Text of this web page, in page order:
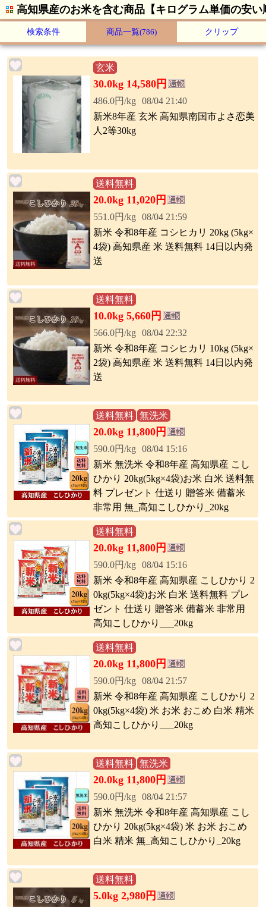
高知県産のお米を含む商品【キログラム単価の安
検索条件 商品一覧(786) クリップ
玄米
30.0kg 14,580円
486.0円/kg 08/04 21:40
新米8年産 玄米 高知県南国市よさ恋美
人2等30kg
送料無料
20.0kg 11,020円
551.0円/kg 08/04 21:59
新米 令和8年産 コシヒカリ 20kg (5kg×
4袋) 高知県産 米 送料無料 14日以内発
送
送料無料
10.0kg 5,660円
566.0円/kg 08/04 22:32
新米 令和8年産 コシヒカリ 10kg (5kg×
2袋) 高知県産 米 送料無料 14日以内発
送
送料無料 無洗米
20.0kg 11,800円
590.0円/kg 08/04 15:16
新米 無洗米 令和8年産 高知県産 こし
ひかり 20kg(5kg×4袋)お米 白米 送料無
料 プレゼント 仕送り 贈答米 備蓄米
非常用 無_高知こしひかり_20kg
送料無料
20.0kg 11,800円
590.0円/kg 08/04 15:16
新米 令和8年産 高知県産 こしひかり 2
0kg(5kg×4袋)お米 白米 送料無料 プレ
ゼント 仕送り 贈答米 備蓄米 非常用
高知こしひかり___20kg
送料無料
20.0kg 11,800円
590.0円/kg 08/04 21:57
新米 令和8年産 高知県産 こしひかり 2
0kg(5kg×4袋) 米 お米 おこめ 白米 精米
高知こしひかり___20kg
送料無料 無洗米
20.0kg 11,800円
590.0円/kg 08/04 21:57
新米 無洗米 令和8年産 高知県産 こし
ひかり 20kg(5kg×4袋) 米 お米 おこめ
白米 精米 無_高知こしひかり_20kg
送料無料
5.0kg 2,980円